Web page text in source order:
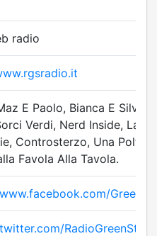
radio
E Paolo, Bianca E Silvia,
Verdi, Nerd Inside, La
Controsterzo, Una
Favola Alla Tavola.
RadioGreenStage